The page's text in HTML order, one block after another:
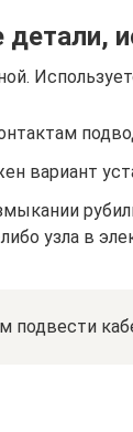
детали,
вариант
узла в
подвести